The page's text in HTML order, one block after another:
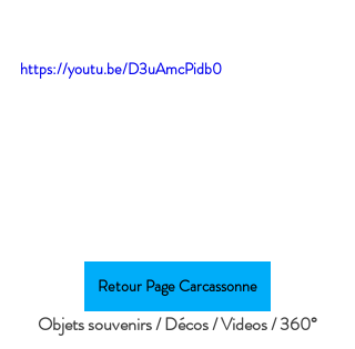
https://youtu.be/D3uAmcPidb0
Retour Page Carcassonne
Objets souvenirs / Décos / Videos / 360°